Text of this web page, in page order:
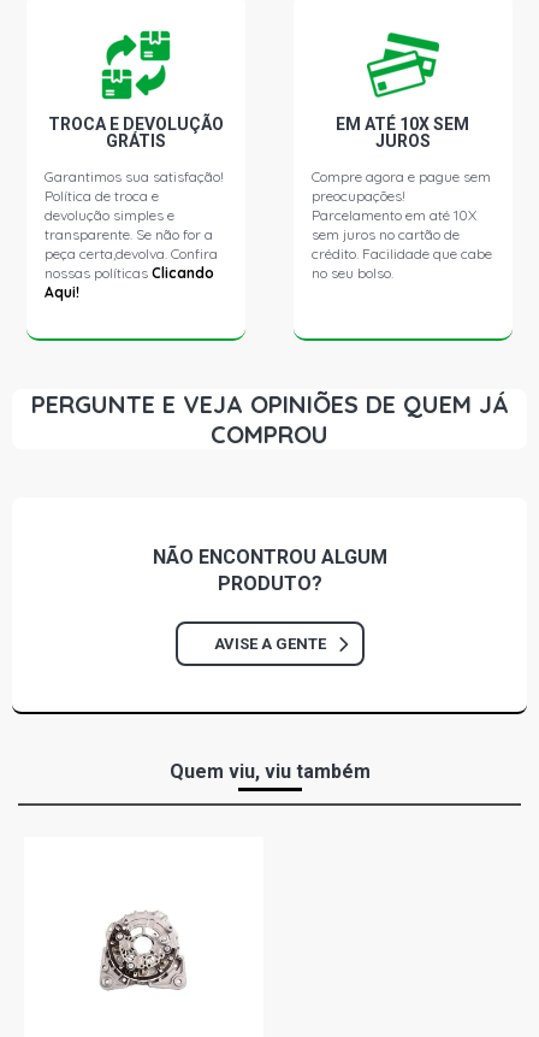
TROCA E DEVOLUÇÃO
GRÁTIS
Garantimos sua satisfação!
Política de troca e
devolução simples e
transparente. Se não for a
peça certa,devolva. Confira
nossas políticasClicando
Aqui!
EM ATÉ 10X SEM
JUROS
Compre agora e pague sem
preocupações!
Parcelamento em até 10X
sem juros no cartão de
crédito. Facilidade que cabe
no seu bolso.
PERGUNTE E VEJA OPINIÕES DE QUEM JÁ
COMPROU
NÃO ENCONTROU ALGUM
PRODUTO?
AVISE A GENTE
Quem viu, viu também